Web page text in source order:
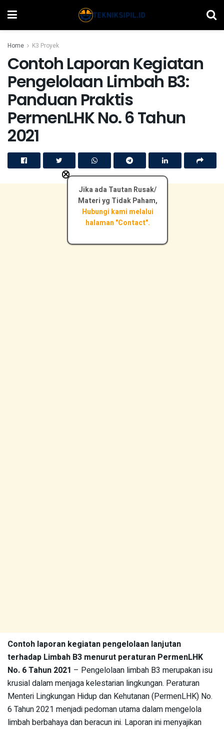
Home K3 Proyek
Contoh Laporan Kegiatan
Pengelolaan Limbah B3:
Panduan Praktis
PermenLHK No. 6 Tahun
2021
Contoh laporan kegiatan pengelolaan lanjutan
terhadap Limbah B3 menurut peraturan PermenLHK
No. 6 Tahun 2021 – Pengelolaan limbah B3 merupakan isu
krusial dalam menjaga kelestarian lingkungan. Peraturan
Menteri Lingkungan Hidup dan Kehutanan (PermenLHK) No.
6 Tahun 2021 menjadi pedoman utama dalam mengelola
limbah berbahaya dan beracun ini. Laporan ini menyajikan
Jika ada Tautan Rusak/
Materi yg Tidak Paham,
Hubungi kami melalui
halaman "Contact".
×